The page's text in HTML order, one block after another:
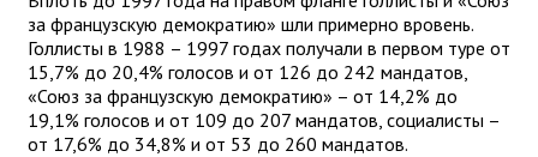
за французскую демократию» шли примерно вровень.
Голлисты в 1988 – 1997 годах получали в первом туре от
15,7% до 20,4% голосов и от 126 до 242 мандатов,
«Союз за французскую демократию» – от 14,2% до
19,1% голосов и от 109 до 207 мандатов, социалисты –
от 17,6% до 34,8% и от 53 до 260 мандатов.